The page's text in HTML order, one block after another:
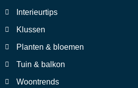
Interieurtips
Klussen
Planten & bloemen
Tuin & balkon
Woontrends